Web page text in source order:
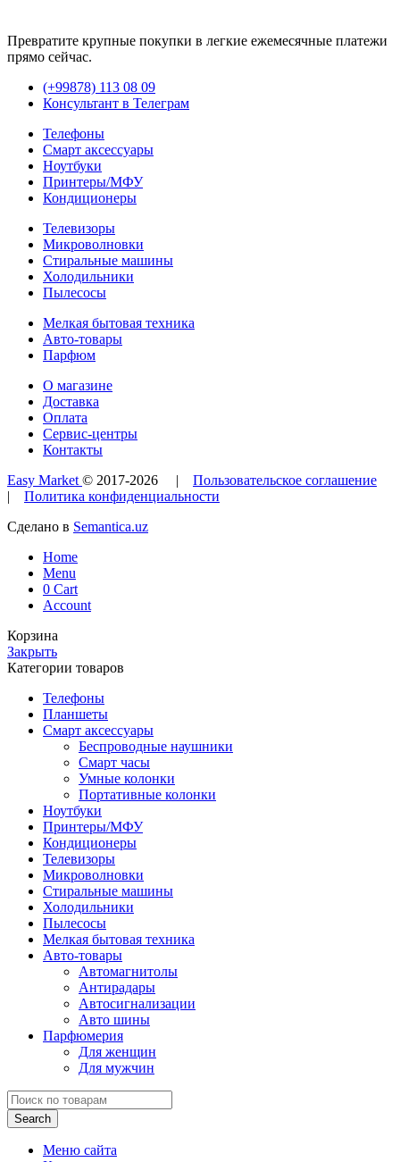
Превратите крупные покупки в легкие ежемесячные платежи
прямо сейчас.
(+99878) 113 08 09
Консультант в Телеграм
Телефоны
Смарт аксессуары
Ноутбуки
Принтеры/МФУ
Кондиционеры
Телевизоры
Микроволновки
Стиральные машины
Холодильники
Пылесосы
Мелкая бытовая техника
Авто-товары
Парфюм
О магазине
Доставка
Оплата
Сервис-центры
Контакты
Easy Market © 2017-2026 | Пользовательское соглашение
| Политика конфиденциальности
Сделано в Semantica.uz
Home
Menu
0 Cart
Account
Корзина
Закрыть
Категории товаров
Телефоны
Планшеты
Смарт аксессуары
Беспроводные наушники
Смарт часы
Умные колонки
Портативные колонки
Ноутбуки
Принтеры/МФУ
Кондиционеры
Телевизоры
Микроволновки
Стиральные машины
Холодильники
Пылесосы
Мелкая бытовая техника
Авто-товары
Автомагнитолы
Антирадары
Автосигнализации
Авто шины
Парфюмерия
Для женщин
Для мужчин
Search
Меню сайта